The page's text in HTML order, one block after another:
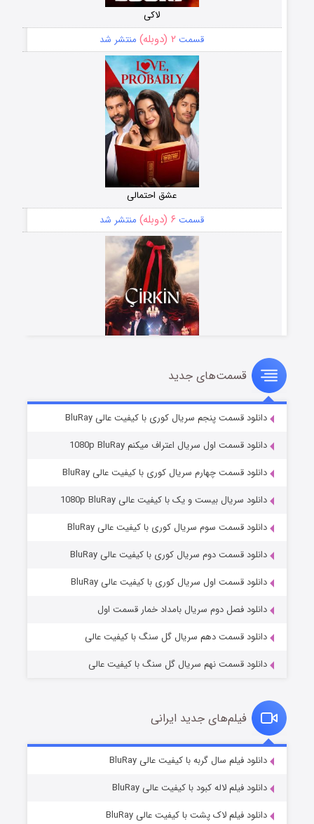
لاکی
قسمت ۲ (دوبله) منتشر شد
عشق احتمالی
قسمت ۶ (دوبله) منتشر شد
سریال زشت
قسمت۵ (زیرنویس) منتشر شد
وستی ها
قسمت۱ (زیرنویس) منتشر شد
قسمت۶ (زیرنویس) منتشر شد
قسمت‌های جدید
دانلود قسمت پنجم سریال کوری با کیفیت عالی BluRay
دانلود قسمت اول سریال اعتراف میکنم 1080p BluRay
دانلود قسمت چهارم سریال کوری با کیفیت عالی BluRay
دانلود سریال بیست و یک با کیفیت عالی 1080p BluRay
دانلود قسمت سوم سریال کوری با کیفیت عالی BluRay
دانلود قسمت دوم سریال کوری با کیفیت عالی BluRay
دانلود قسمت اول سریال کوری با کیفیت عالی BluRay
دانلود فصل دوم سریال بامداد خمار قسمت اول
دانلود قسمت دهم سریال گل سنگ با کیفیت عالی
دانلود قسمت نهم سریال گل سنگ با کیفیت عالی
فیلم‌های جدید ایرانی
دانلود فیلم سال گربه با کیفیت عالی BluRay
دانلود فیلم لاله کبود با کیفیت عالی BluRay
دانلود فیلم لاک پشت با کیفیت عالی BluRay